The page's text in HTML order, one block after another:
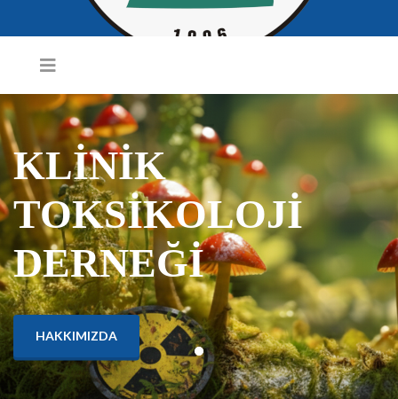
KLİNİK
TOKSİKOLOJİ
DERNEĞİ
HAKKIMIZDA